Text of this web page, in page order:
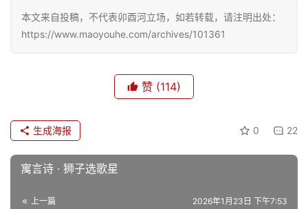
本文来自投稿，不代表卯酉河立场，如若转载，请注明出处：
https://www.maoyouhe.com/archives/101361
赞 (114)
0 22
生成海报
寓言诗 · 狮子选歌星
上一篇 2026年1月23日 下午7:53